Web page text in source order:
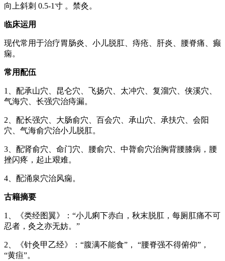
向上斜刺 0.5-1寸 。禁灸。
临床运用
现代常用于治疗胃肠炎、小儿脱肛、痔疮、肝炎、腰脊痛、癫
痫。
常用配伍
1、配承山穴、昆仑穴、飞扬穴、太冲穴、复溜穴、侠溪穴、
气海穴、长强穴治痔漏。
2、配长强穴、大肠俞穴、百会穴、承山穴、承扶穴、会阳
穴、气海俞穴治小儿脱肛。
3、配肾俞穴、命门穴、腰俞穴、中膂俞穴治胸背腰膝病，腰
挫闪疼，起止艰难。
4、配涌泉穴治风痫。
古籍摘要
1、《类经图翼》：“小儿痢下赤白，秋末脱肛，每厕肛痛不可
忍者，灸之亦无妨。”
2、《针灸甲乙经》：“腹满不能食”， “腰脊强不得俯仰”，
“黄疸”。